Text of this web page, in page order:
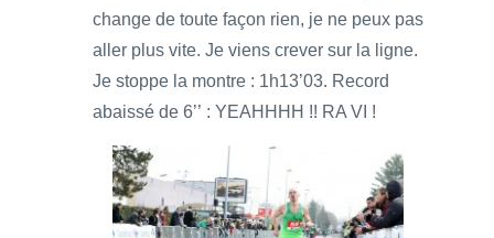
change de toute façon rien, je ne peux pas
aller plus vite. Je viens crever sur la ligne.
Je stoppe la montre : 1h13’03. Record
abaissé de 6’’ : YEAHHHH !! RA VI !